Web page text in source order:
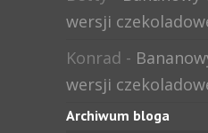
wersji
Konrad -
wersji
Archiwum bloga